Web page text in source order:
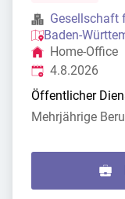
Gesellschaft
Baden-
Home-Office
Veröffentlicht
4.8.2026
Öffentlicher
Mehrjährige